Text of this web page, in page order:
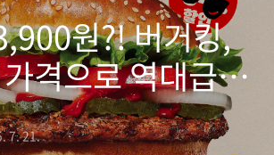
원?! 버거킹,
격으로 역대급
!
7. 21.